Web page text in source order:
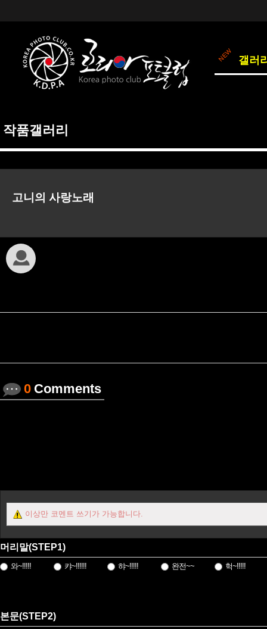
갤러
작품갤러리
고니의 사랑노래
0 Comments
이상만 코멘트 쓰기가 가능합니다.
머리말(STEP1)
와~!!!!! 캬~!!!!!! 햐~!!!!! 완전~~ 헉~!!!!!
본문(STEP2)